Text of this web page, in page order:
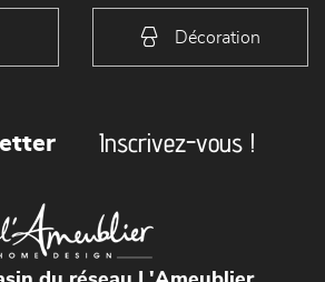
Décoration
Inscrivez-vous !